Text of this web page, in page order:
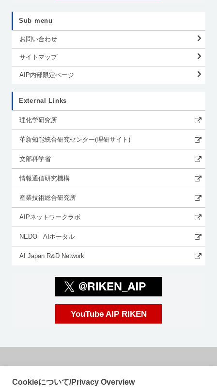
Sub menu
お問い合わせ
サイトマップ
AIP内部限定ページ
External Links
理化学研究所
革新知能統合研究センター(理研サイト)
文部科学省
情報通信研究機構
産業技術総合研究所
AIPネットワークラボ
NEDO AIポータル
AI Japan R&D Network
YouTube AIP RIKEN
国立研究開発法人理化学研究所
Cookieについて/Privacy Overview